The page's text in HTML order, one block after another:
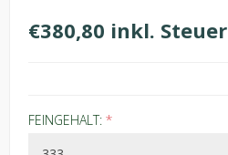
€380,80 inkl. Steuer
FEINGEHALT: *